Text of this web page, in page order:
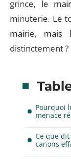
grince, le
minuterie. Le
mairie, mais
distinctement ?
Pourquoi
menace
Ce que
canons